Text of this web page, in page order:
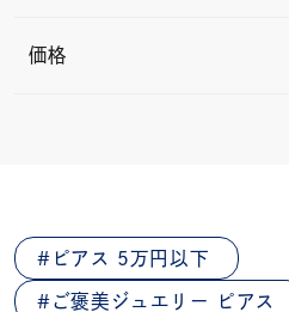
価格
ピアス 5万円以下
ご褒美ジュエリー ピアス